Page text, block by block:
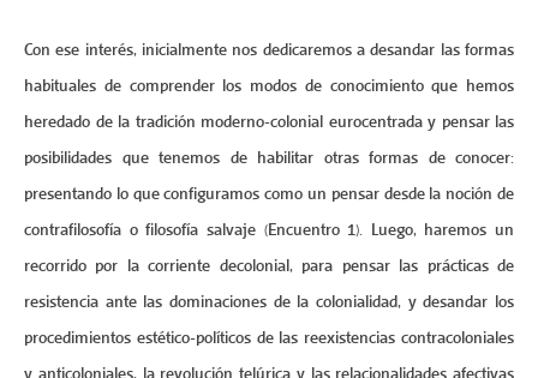
Con ese interés, inicialmente nos dedicaremos a desandar las formas
habituales de comprender los modos de conocimiento que hemos
heredado de la tradición moderno-colonial eurocentrada y pensar las
posibilidades que tenemos de habilitar otras formas de conocer:
presentando lo que configuramos como un pensar desde la noción de
contrafilosofía o filosofía salvaje (Encuentro 1). Luego, haremos un
recorrido por la corriente decolonial, para pensar las prácticas de
resistencia ante las dominaciones de la colonialidad, y desandar los
procedimientos estético-políticos de las reexistencias contracoloniales
y anticoloniales, la revolución telúrica y las relacionalidades afectivas